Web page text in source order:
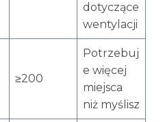
dotyczące
wentylacji
≥200
Potrzebuj
e więcej
miejsca
niż myślisz